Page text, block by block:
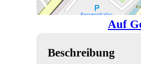
Auf
Beschreibung